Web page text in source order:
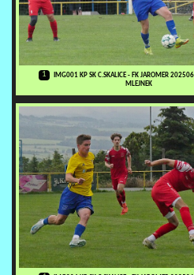
1
IMG001 KP SK C.SKALICE - FK JAROMER
MLEJNEK